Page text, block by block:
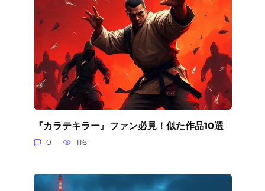
『カラテキラー』ファン必見！似た作品10選
0 116